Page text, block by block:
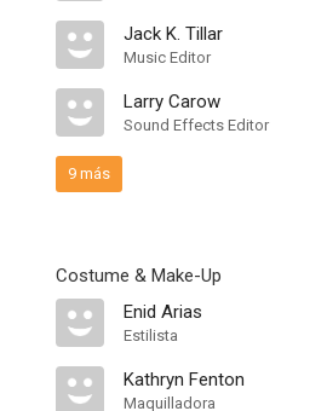
Jack K. Tillar
Music Editor
Larry Carow
Sound Effects Editor
9 más
Costume & Make-Up
Enid Arias
Estilista
Kathryn Fenton
Maquilladora